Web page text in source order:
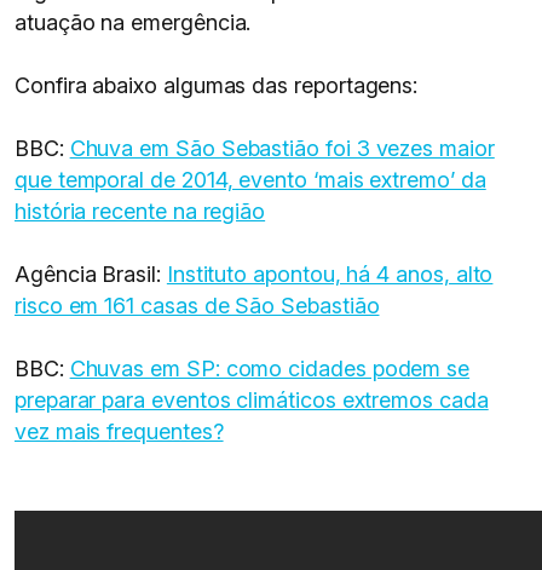
atuação na emergência.
Confira abaixo algumas das reportagens:
BBC: Chuva em São Sebastião foi 3 vezes maior
que temporal de 2014, evento ‘mais extremo’ da
história recente na região
Agência Brasil: Instituto apontou, há 4 anos, alto
risco em 161 casas de São Sebastião
BBC: Chuvas em SP: como cidades podem se
preparar para eventos climáticos extremos cada
vez mais frequentes?